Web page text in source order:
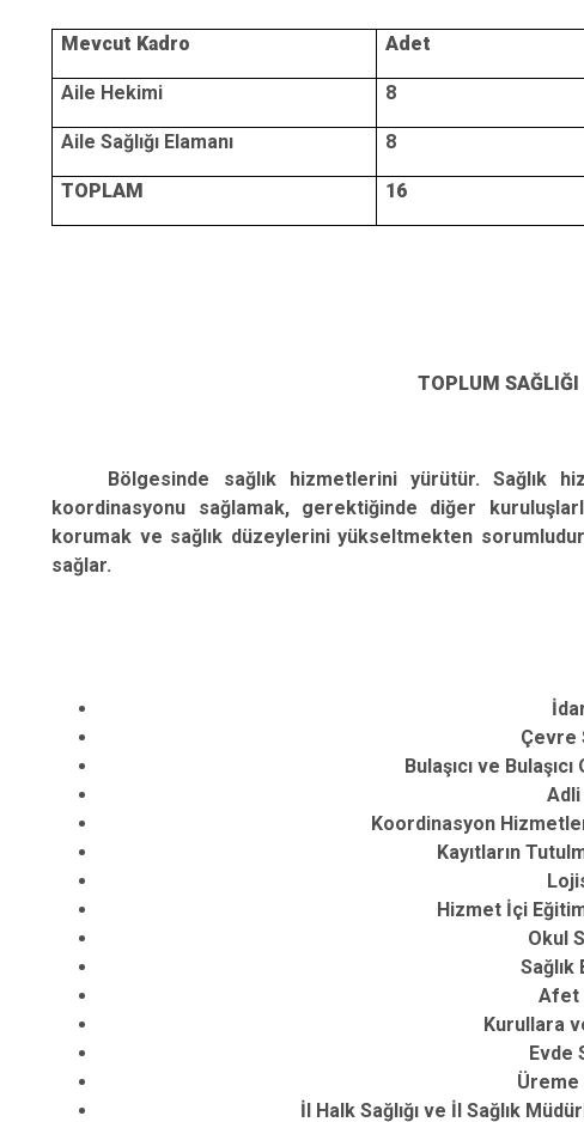
Mevcut Kadro Adet
Aile Hekimi 8
Aile Sağlığı Elamanı 8
TOPLAM 16
TOPLUM SAĞLIĞI
Bölgesinde sağlık hizmetlerini yürütür. Sağlık
koordinasyonu sağlamak, gerektiğinde diğer
korumak ve sağlık düzeylerini yükseltmekten
sağlar.
Çevre
Bulaşıcı ve
Koordinasyon
Kayıtların
Hizmet İçi
Okul
Afet
Kurullara
Evde
Üreme
İl Halk Sağlığı ve İl Sağlık